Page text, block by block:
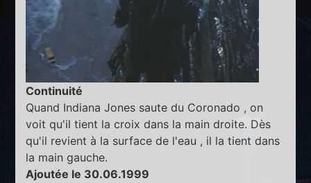
Continuité
Quand Indiana Jones saute du Coronado , on
voit qu'il tient la croix dans la main droite. Dès
qu'il revient à la surface de l'eau , il la tient dans
la main gauche.
Ajoutée le 30.06.1999